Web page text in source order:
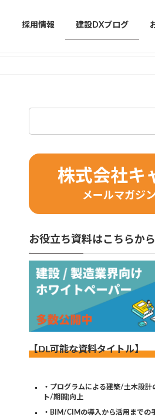
採用情報 建設DXブログ
株式会社キ
メールマガジン
お役立ち資料はこちらから
【DL可能な資料タイトル】
・プログラムによる建築/土木設計
ト/期間)向上
・BIM/CIMの導入から活用までの